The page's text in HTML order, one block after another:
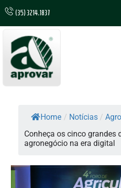
(35) 3214.1837
Home / Notícias /
Conheça os cinco grandes
agronegócio na era digital